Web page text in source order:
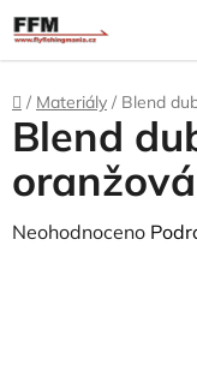
Přejít
na
obsah
Domů
/ Materiály / Blend
Blend
oranžová
Průměrné
Neohodnoceno